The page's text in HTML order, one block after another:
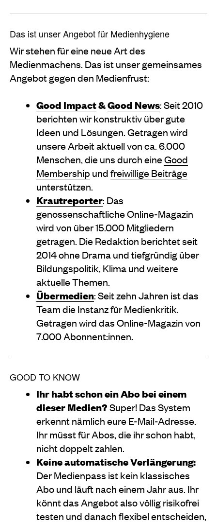
Das ist unser Angebot für Medienhygiene
Wir stehen für eine neue Art des
Medienmachens. Das ist unser gemeinsames
Angebot gegen den Medienfrust:
Good Impact&Good News: Seit 2010
berichten wir konstruktiv über gute
Ideen und Lösungen. Getragen wird
unsere Arbeit aktuell von ca. 6.000
Menschen, die uns durch eineGood
Membership undfreiwillige Beiträge
unterstützen.
Krautreporter: Das
genossenschaftliche Online-Magazin
wird von über 15.000 Mitgliedern
getragen. Die Redaktion berichtet seit
2014 ohne Drama und tiefgründig über
Bildungspolitik, Klima und weitere
aktuelle Themen.
Übermedien: Seit zehn Jahren ist das
Team die Instanz für Medienkritik.
Getragen wird das Online-Magazin von
7.000 Abonnent:innen.
GOOD TO KNOW
Ihr habt schon ein Abo bei einem
dieser Medien?Super! Das System
erkennt nämlich eure E-Mail-Adresse.
Ihr müsst für Abos, die ihr schon habt,
nicht doppelt zahlen.
Keine automatische Verlängerung:
Der Medienpass ist kein klassisches
Abo und läuft nach einem Jahr aus. Ihr
könnt das Angebot also völlig risikofrei
testen und danach flexibel entscheiden,